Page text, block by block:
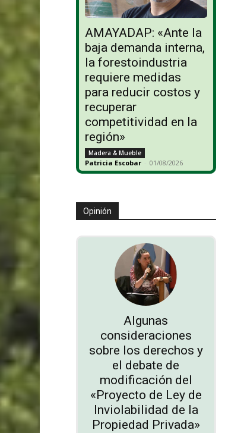
AMAYADAP: «Ante la
baja demanda interna,
la forestoindustria
requiere medidas
para reducir costos y
recuperar
competitividad en la
región»
Madera & Mueble
Patricia Escobar - 01/08/2026
Opinión
Algunas
consideraciones
sobre los derechos y
el debate de
modificación del
«Proyecto de Ley de
Inviolabilidad de la
Propiedad Privada»